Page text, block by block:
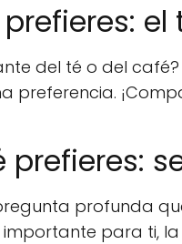
prefieres:
del té o del
preferencia.
prefieres:
profunda
importante para ti,